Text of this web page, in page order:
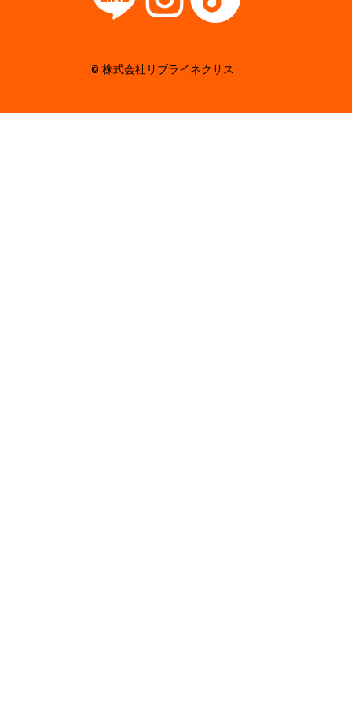
© 株式会社リブライネクサス